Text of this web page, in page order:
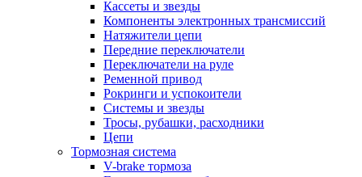
Кассеты и звезды
Компоненты электронных трансмиссий
Натяжители цепи
Передние переключатели
Переключатели на руле
Ременной привод
Рокринги и успокоители
Системы и звезды
Тросы, рубашки, расходники
Цепи
Тормозная система
V-brake тормоза